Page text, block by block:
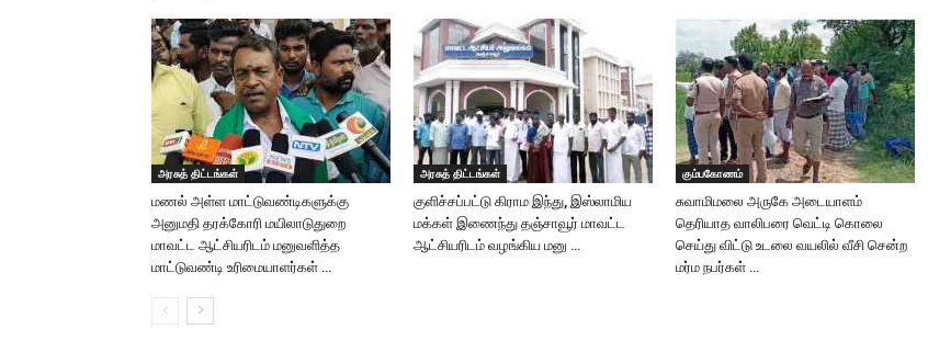
அரசுத் திட்டங்கள்
மணல் அள்ள மாட்டுவண்டிகளுக்கு
அனுமதி தரக்கோரி மயிலாடுதுறை
மாவட்ட ஆட்சியரிடம் மனுவளித்த
மாட்டுவண்டி உரிமையாளர்கள் …
அரசுத் திட்டங்கள்
குளிச்சப்பட்டு கிராம இந்து, இஸ்லாமிய
மக்கள் இணைந்து தஞ்சாவூர் மாவட்ட
ஆட்சியரிடம் வழங்கிய மனு …
கும்பகோணம்
சுவாமிமலை அருகே அடையாளம்
தெரியாத வாலிபரை வெட்டி கொலை
செய்து விட்டு உடலை வயலில் வீசி சென்ற
மர்ம நபர்கள் …